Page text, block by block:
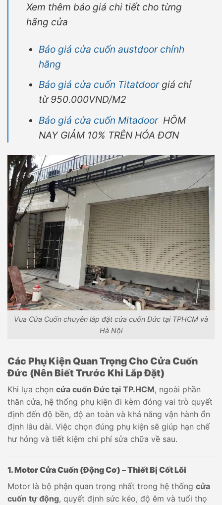
Xem thêm báo giá chi tiết cho từng
hãng cửa
Báo giá cửa cuốn austdoor chính
hãng
Báo giá cửa cuốn Titatdoorgiá chỉ
từ 950.000VND/M2
Báo giá cửa cuốn MitadoorHÔM
NAY GIẢM 10% TRÊN HÓA ĐƠN
Vua Cửa Cuốn chuyên lắp đặt cửa cuốn Đức tại TPHCM và
Hà Nội
Các Phụ Kiện Quan Trọng Cho Cửa Cuốn
Đức (Nên Biết Trước Khi Lắp Đặt)
Khi lựa chọn cửa cuốn Đức tại TP.HCM, ngoài phần
thân cửa, hệ thống phụ kiện đi kèm đóng vai trò quyết
định đến độ bền, độ an toàn và khả năng vận hành ổn
định lâu dài. Việc chọn đúng phụ kiện sẽ giúp hạn chế
hư hỏng và tiết kiệm chi phí sửa chữa về sau.
1. Motor Cửa Cuốn (Động Cơ) – Thiết Bị Cốt Lõi
Motor là bộ phận quan trọng nhất trong hệ thống cửa
cuốn tự động, quyết định sức kéo, độ êm và tuổi thọ